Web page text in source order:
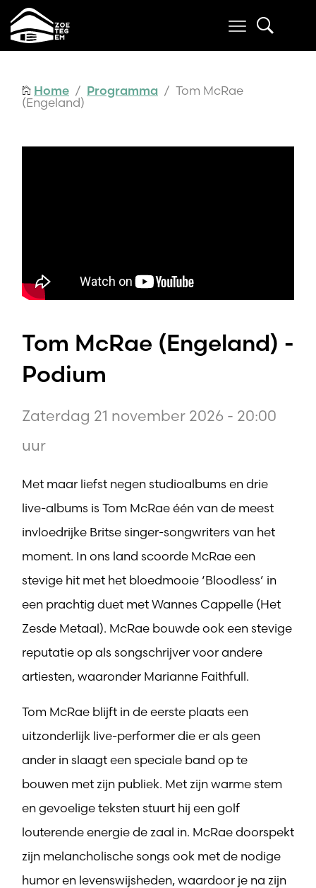
Home / Programma / Tom McRae
(Engeland)
Tom McRae (Engeland) -
Podium
Zaterdag 21 november 2026 - 20:00
uur
Met maar liefst negen studioalbums en drie
live-albums is Tom McRae één van de meest
invloedrijke Britse singer-songwriters van het
moment. In ons land scoorde McRae een
stevige hit met het bloedmooie ‘Bloodless’ in
een prachtig duet met Wannes Cappelle (Het
Zesde Metaal). McRae bouwde ook een stevige
reputatie op als songschrijver voor andere
artiesten, waaronder Marianne Faithfull.
Tom McRae blijft in de eerste plaats een
uitzonderlijk live-performer die er als geen
ander in slaagt een speciale band op te
bouwen met zijn publiek. Met zijn warme stem
en gevoelige teksten stuurt hij een golf
louterende energie de zaal in. McRae doorspekt
zijn melancholische songs ook met de nodige
humor en levenswijsheden, waardoor je na zijn